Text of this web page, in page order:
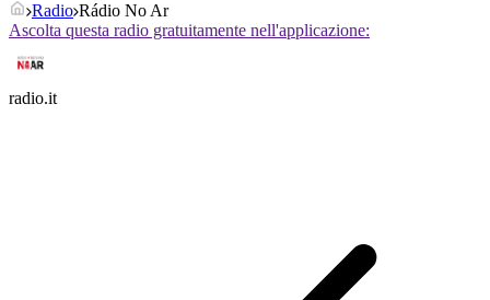
Radio Rádio No Ar
Ascolta questa radio gratuitamente nell'applicazione:
radio.it